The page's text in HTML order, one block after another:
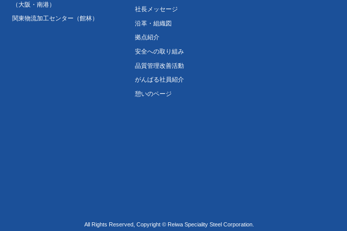
（大阪・南港）
関東物流加工センター（館林）
社長メッセージ
沿革・組織図
拠点紹介
安全への取り組み
品質管理改善活動
がんばる社員紹介
憩いのページ
All Rights Reserved, Copyright © Reiwa Speciality Steel Corporation.